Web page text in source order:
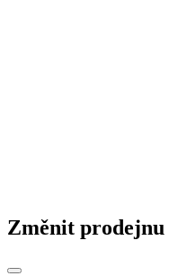
Změnit prodejnu